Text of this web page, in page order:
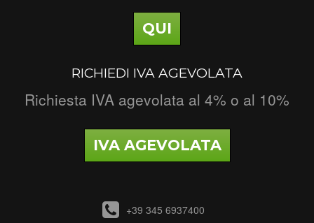
QUI
RICHIEDI IVA AGEVOLATA
Richiesta IVA agevolata al 4% o al 10%
IVA AGEVOLATA
+39 345 6937400